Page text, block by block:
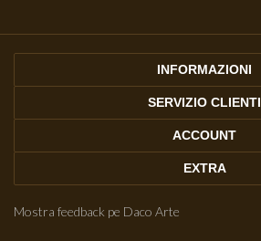
INFORMAZIONI
SERVIZIO CLIENTI
ACCOUNT
EXTRA
Mostra feedback pe Daco Arte